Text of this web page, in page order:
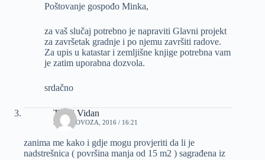
Poštovanje gospođo Minka,
za vaš slučaj potrebno je napraviti Glavni projekt
za završetak gradnje i po njemu završiti radove.
Za upis u katastar i zemljišne knjige potrebna vam
je zatim uporabna dozvola.
srdačno
Tonči Vidan
29 KOLOVOZA, 2016 / 16:21
zanima me kako i gdje mogu provjeriti da li je
nadstrešnica ( površina manja od 15 m2 ) sagrađena iz